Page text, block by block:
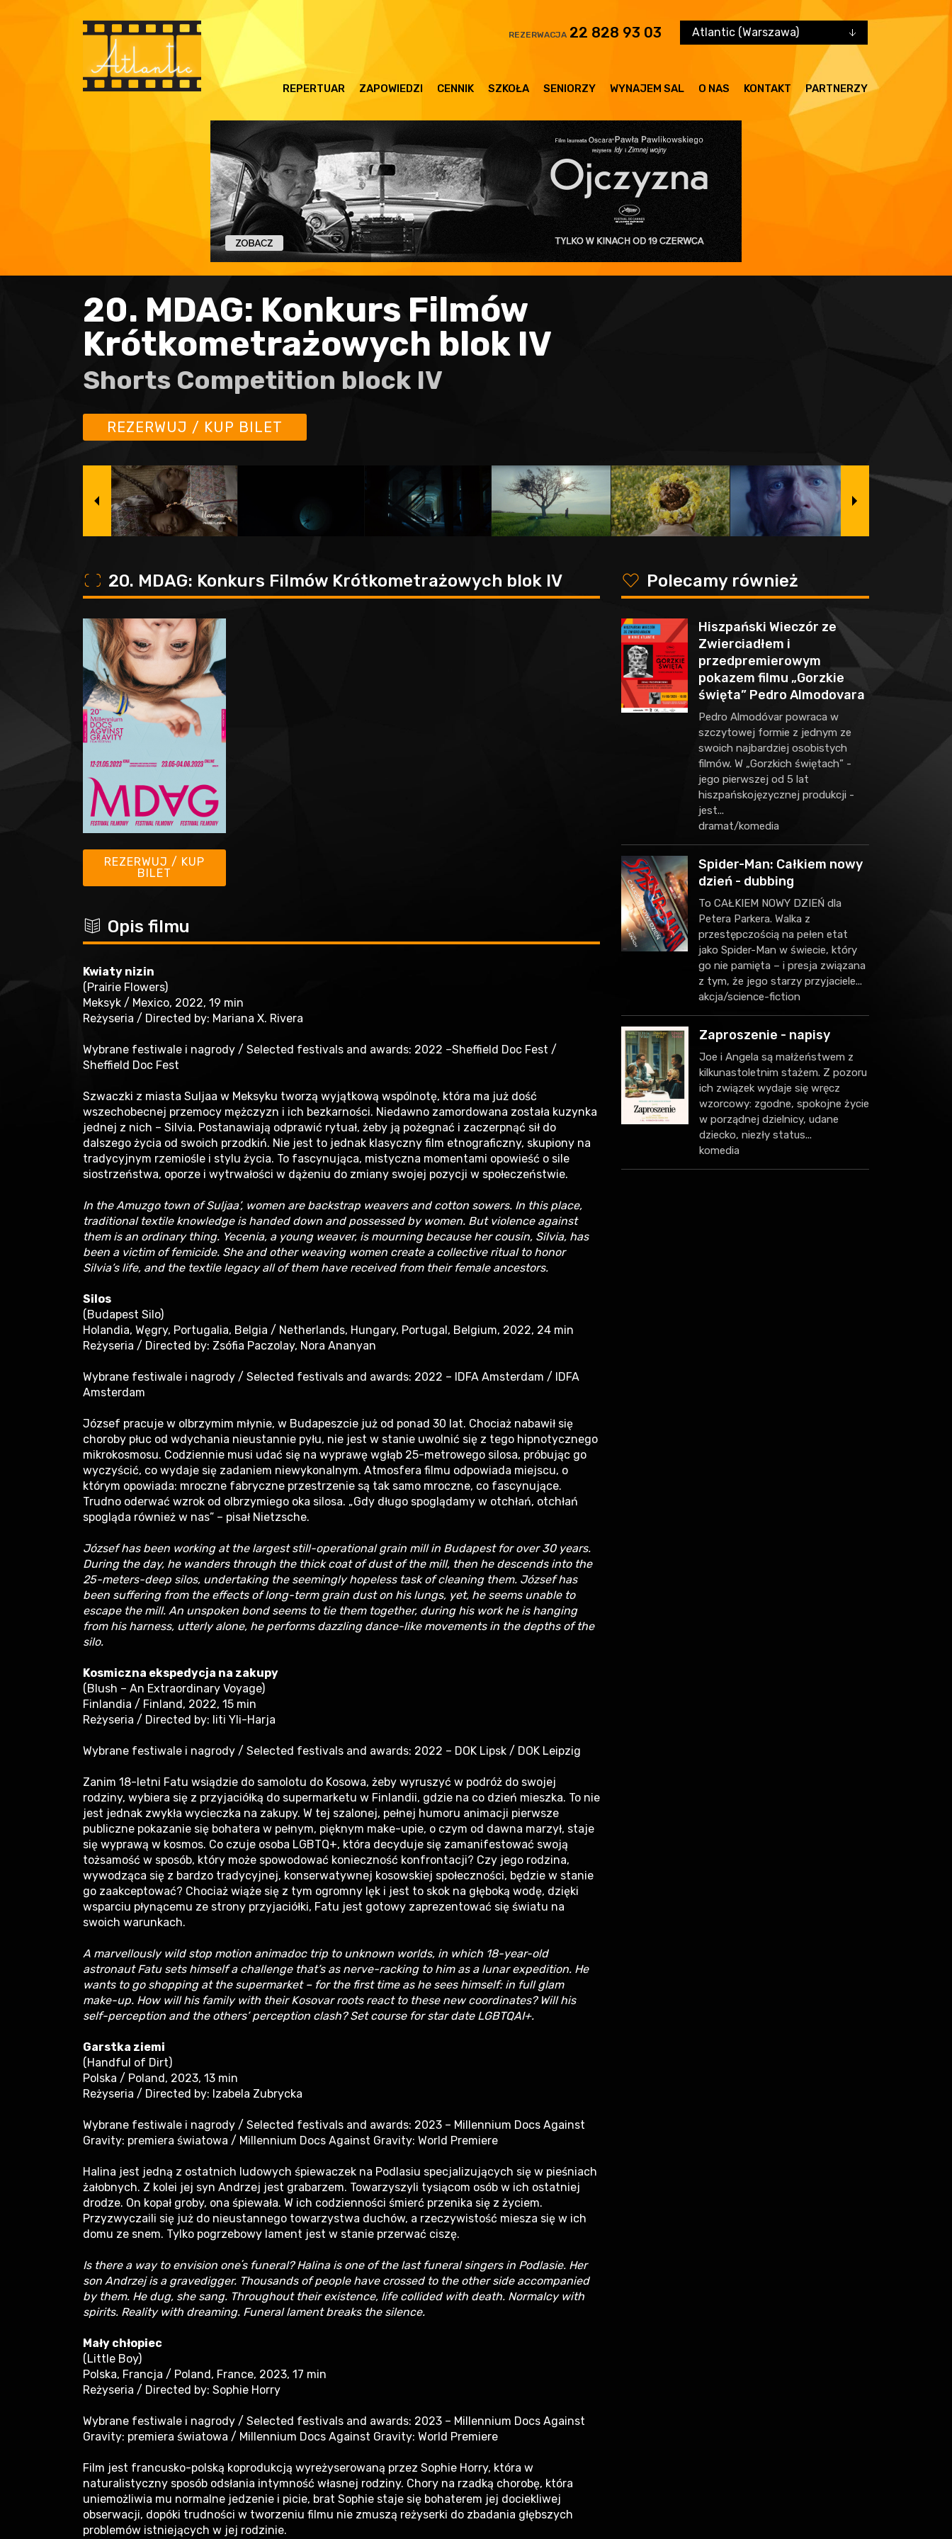
REZERWACJA 22 828 93 03 Atlantic (Warszawa)
REPERTUAR ZAPOWIEDZI CENNIK SZKOŁA SENIORZY WYNAJEM SAL O NAS KONTAKT PARTNERZY
20. MDAG: Konkurs Filmów
Krótkometrażowych blok IV
Shorts Competition block IV
REZERWUJ / KUP BILET
o 20. MDAG: Konkurs Filmów Krótkometrażowych blok IV
REZERWUJ / KUP
BILET
c Opis filmu
Kwiaty nizin
(Prairie Flowers)
Meksyk / Mexico, 2022, 19 min
Reżyseria / Directed by: Mariana X. Rivera
Wybrane festiwale i nagrody / Selected festivals and awards: 2022 –Sheffield Doc Fest /
Sheffield Doc Fest
Szwaczki z miasta Suljaa w Meksyku tworzą wyjątkową wspólnotę, która ma już dość
wszechobecnej przemocy mężczyzn i ich bezkarności. Niedawno zamordowana została kuzynka
jednej z nich – Silvia. Postanawiają odprawić rytuał, żeby ją pożegnać i zaczerpnąć sił do
dalszego życia od swoich przodkiń. Nie jest to jednak klasyczny film etnograficzny, skupiony na
tradycyjnym rzemiośle i stylu życia. To fascynująca, mistyczna momentami opowieść o sile
siostrzeństwa, oporze i wytrwałości w dążeniu do zmiany swojej pozycji w społeczeństwie.
In the Amuzgo town of Suljaa’, women are backstrap weavers and cotton sowers. In this place,
traditional textile knowledge is handed down and possessed by women. But violence against
them is an ordinary thing. Yecenia, a young weaver, is mourning because her cousin, Silvia, has
been a victim of femicide. She and other weaving women create a collective ritual to honor
Silvia’s life, and the textile legacy all of them have received from their female ancestors.
Silos
(Budapest Silo)
Holandia, Węgry, Portugalia, Belgia / Netherlands, Hungary, Portugal, Belgium, 2022, 24 min
Reżyseria / Directed by: Zsófia Paczolay, Nora Ananyan
Wybrane festiwale i nagrody / Selected festivals and awards: 2022 – IDFA Amsterdam / IDFA
Amsterdam
József pracuje w olbrzymim młynie, w Budapeszcie już od ponad 30 lat. Chociaż nabawił się
choroby płuc od wdychania nieustannie pyłu, nie jest w stanie uwolnić się z tego hipnotycznego
mikrokosmosu. Codziennie musi udać się na wyprawę wgłąb 25-metrowego silosa, próbując go
wyczyścić, co wydaje się zadaniem niewykonalnym. Atmosfera filmu odpowiada miejscu, o
którym opowiada: mroczne fabryczne przestrzenie są tak samo mroczne, co fascynujące.
Trudno oderwać wzrok od olbrzymiego oka silosa. „Gdy długo spoglądamy w otchłań, otchłań
spogląda również w nas” – pisał Nietzsche.
József has been working at the largest still-operational grain mill in Budapest for over 30 years.
During the day, he wanders through the thick coat of dust of the mill, then he descends into the
25-meters-deep silos, undertaking the seemingly hopeless task of cleaning them. József has
been suffering from the effects of long-term grain dust on his lungs, yet, he seems unable to
escape the mill. An unspoken bond seems to tie them together, during his work he is hanging
from his harness, utterly alone, he performs dazzling dance-like movements in the depths of the
silo.
Kosmiczna ekspedycja na zakupy
(Blush – An Extraordinary Voyage)
Finlandia / Finland, 2022, 15 min
Reżyseria / Directed by: Iiti Yli-Harja
Wybrane festiwale i nagrody / Selected festivals and awards: 2022 – DOK Lipsk / DOK Leipzig
Zanim 18-letni Fatu wsiądzie do samolotu do Kosowa, żeby wyruszyć w podróż do swojej
rodziny, wybiera się z przyjaciółką do supermarketu w Finlandii, gdzie na co dzień mieszka. To nie
jest jednak zwykła wycieczka na zakupy. W tej szalonej, pełnej humoru animacji pierwsze
publiczne pokazanie się bohatera w pełnym, pięknym make-upie, o czym od dawna marzył, staje
się wyprawą w kosmos. Co czuje osoba LGBTQ+, która decyduje się zamanifestować swoją
tożsamość w sposób, który może spowodować konieczność konfrontacji? Czy jego rodzina,
wywodząca się z bardzo tradycyjnej, konserwatywnej kosowskiej społeczności, będzie w stanie
go zaakceptować? Chociaż wiąże się z tym ogromny lęk i jest to skok na głęboką wodę, dzięki
wsparciu płynącemu ze strony przyjaciółki, Fatu jest gotowy zaprezentować się światu na
swoich warunkach.
A marvellously wild stop motion animadoc trip to unknown worlds, in which 18-year-old
astronaut Fatu sets himself a challenge that’s as nerve-racking to him as a lunar expedition. He
wants to go shopping at the supermarket – for the first time as he sees himself: in full glam
make-up. How will his family with their Kosovar roots react to these new coordinates? Will his
self-perception and the others’ perception clash? Set course for star date LGBTQAI+.
Garstka ziemi
(Handful of Dirt)
Polska / Poland, 2023, 13 min
Reżyseria / Directed by: Izabela Zubrycka
Wybrane festiwale i nagrody / Selected festivals and awards: 2023 – Millennium Docs Against
Gravity: premiera światowa / Millennium Docs Against Gravity: World Premiere
Halina jest jedną z ostatnich ludowych śpiewaczek na Podlasiu specjalizujących się w pieśniach
żałobnych. Z kolei jej syn Andrzej jest grabarzem. Towarzyszyli tysiącom osób w ich ostatniej
drodze. On kopał groby, ona śpiewała. W ich codzienności śmierć przenika się z życiem.
Przyzwyczaili się już do nieustannego towarzystwa duchów, a rzeczywistość miesza się w ich
domu ze snem. Tylko pogrzebowy lament jest w stanie przerwać ciszę.
Is there a way to envision oneʼs funeral? Halina is one of the last funeral singers in Podlasie. Her
son Andrzej is a gravedigger. Thousands of people have crossed to the other side accompanied
by them. He dug, she sang. Throughout their existence, life collided with death. Normalcy with
spirits. Reality with dreaming. Funeral lament breaks the silence.
Mały chłopiec
(Little Boy)
Polska, Francja / Poland, France, 2023, 17 min
Reżyseria / Directed by: Sophie Horry
Wybrane festiwale i nagrody / Selected festivals and awards: 2023 – Millennium Docs Against
Gravity: premiera światowa / Millennium Docs Against Gravity: World Premiere
Film jest francusko-polską koprodukcją wyreżyserowaną przez Sophie Horry, która w
naturalistyczny sposób odsłania intymność własnej rodziny. Chory na rzadką chorobę, która
uniemożliwia mu normalne jedzenie i picie, brat Sophie staje się bohaterem jej dociekliwej
obserwacji, dopóki trudności w tworzeniu filmu nie zmuszą reżyserki do zbadania głębszych
problemów istniejących w jej rodzinie.
y Polecamy również
Hiszpański Wieczór ze
Zwierciadłem i
przedpremierowym
pokazem filmu „Gorzkie
święta” Pedro Almodovara
Pedro Almodóvar powraca w
szczytowej formie z jednym ze
swoich najbardziej osobistych
filmów. W „Gorzkich świętach” -
jego pierwszej od 5 lat
hiszpańskojęzycznej produkcji -
jest...
dramat/komedia
Spider-Man: Całkiem nowy
dzień - dubbing
To CAŁKIEM NOWY DZIEŃ dla
Petera Parkera. Walka z
przestępczością na pełen etat
jako Spider-Man w świecie, który
go nie pamięta – i presja związana
z tym, że jego starzy przyjaciele...
akcja/science-fiction
Zaproszenie - napisy
Joe i Angela są małżeństwem z
kilkunastoletnim stażem. Z pozoru
ich związek wydaje się wręcz
wzorcowy: zgodne, spokojne życie
w porządnej dzielnicy, udane
dziecko, niezły status...
komedia